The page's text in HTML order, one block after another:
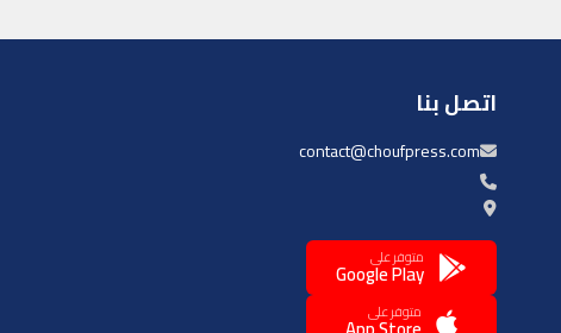
اتصل بنا
contact@choufpress.com
متوفر على
Google Play
متوفر على